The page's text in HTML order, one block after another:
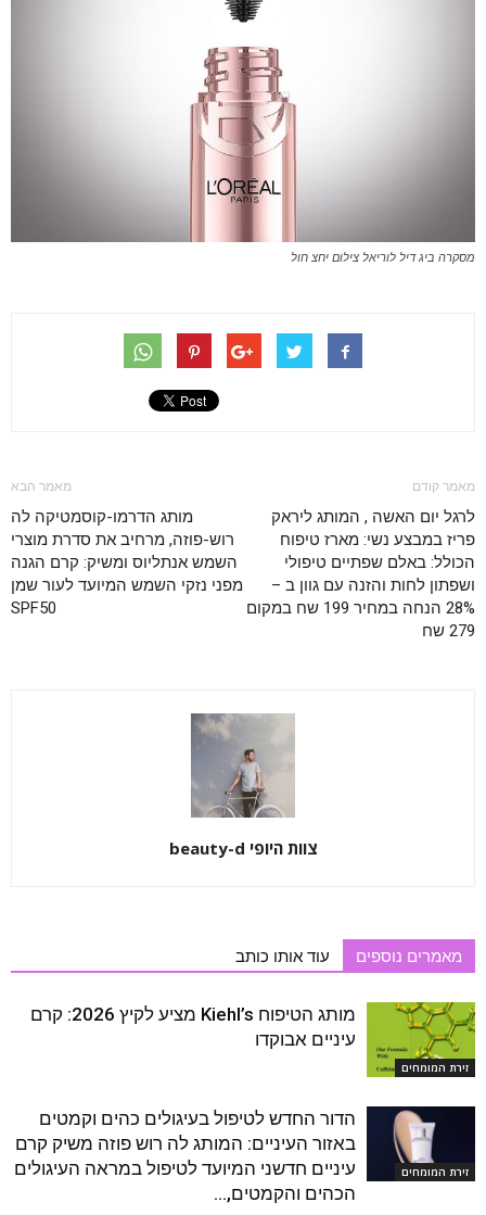
מסקרה ביג דיל לוריאל צילום יחצ חול
מאמר קודם
לרגל יום האשה , המותג ליראק
פריז במבצע נשי: מארז טיפוח
הכולל: באלם שפתיים טיפולי
ושפתון לחות והזנה עם גוון ב –
28% הנחה במחיר 199 שח במקום
279 שח
מאמר הבא
מותג הדרמו-קוסמטיקה לה
רוש-פוזה, מרחיב את סדרת מוצרי
השמש אנתליוס ומשיק: קרם הגנה
מפני נזקי השמש המיועד לעור שמן
SPF50
צוות היופי beauty-d
מאמרים נוספים עוד אותו כותב
זירת המומחים
מותג הטיפוח Kiehl’s מציע לקיץ 2026: קרם
עיניים אבוקדו
זירת המומחים
הדור החדש לטיפול בעיגולים כהים וקמטים
באזור העיניים: המותג לה רוש פוזה משיק קרם
עיניים חדשני המיועד לטיפול במראה העיגולים
הכהים והקמטים,...